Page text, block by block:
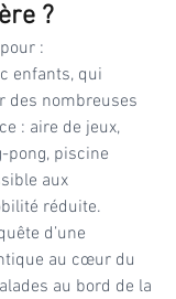
?
:
enfants, qui
des nombreuses
: aire de jeux,
pong, piscine
aux
réduite.
d’une
au cœur du
au bord de la